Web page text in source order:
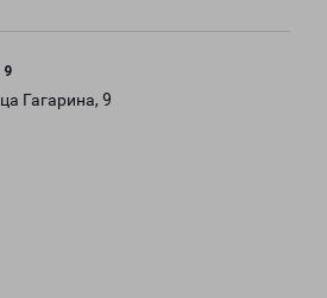
9
Гагарина, 9